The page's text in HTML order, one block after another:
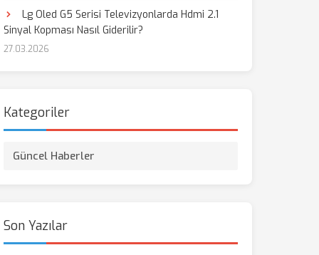
Lg Oled G5 Serisi Televizyonlarda Hdmi 2.1
Sinyal Kopması Nasıl Giderilir?
27.03.2026
Kategoriler
Güncel Haberler
Son Yazılar